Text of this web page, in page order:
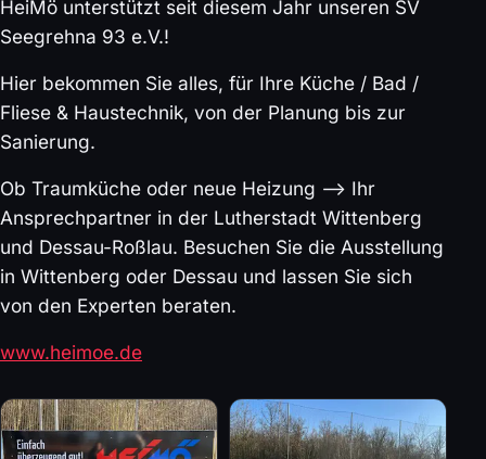
HeiMö unterstützt seit diesem Jahr unseren SV
Seegrehna 93 e.V.!
Hier bekommen Sie alles, für Ihre Küche / Bad /
Fliese & Haustechnik, von der Planung bis zur
Sanierung.
Ob Traumküche oder neue Heizung —> Ihr
Ansprechpartner in der Lutherstadt Wittenberg
und Dessau-Roßlau. Besuchen Sie die Ausstellung
in Wittenberg oder Dessau und lassen Sie sich
von den Experten beraten.
www.heimoe.de